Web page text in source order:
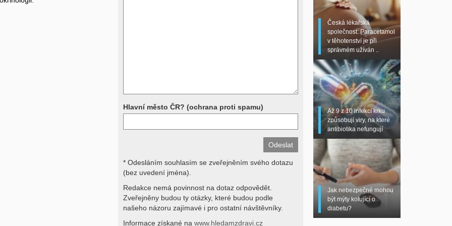
Děkujeme za pochopení
Hlavní město ČR? (ochrana proti spamu)
* Odesláním souhlasím se zveřejněním svého dotazu
(bez uvedení jména).
Redakce nemá povinnost na dotaz odpovědět.
Zveřejněny budou ty otázky, které budou podle
našeho názoru zajímavé i pro ostatní návštěvníky.
Informace získané na www.hledamzdravi.cz
Česká lékařská
společnost: Paracetamol
v těhotenství je při
správném užíván ..
Až 9 z 10 infekcí krku
způsobují viry, na které
antibiotika nefungují
Jak nebezpečné mohou
být mýty kolující o
diabetu?